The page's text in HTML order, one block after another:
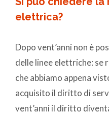
elettrica?
Dopo vent’anni non è
delle linee elettriche:
che abbiamo appena
acquisito il diritto di
vent’anni il diritto